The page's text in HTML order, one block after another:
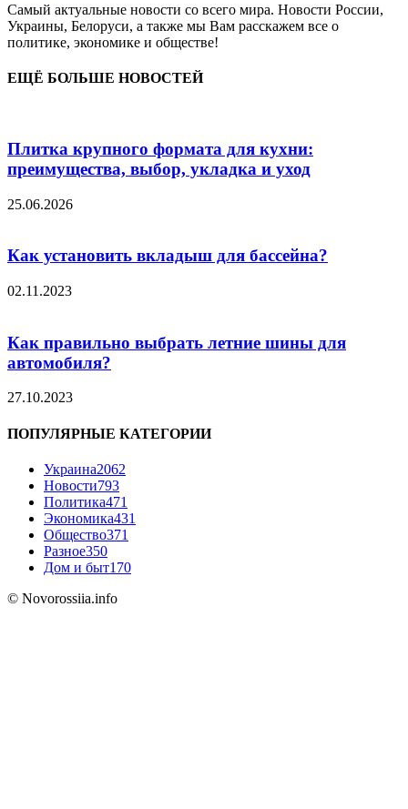
Самый актуальные новости со всего мира. Новости России,
Украины, Белоруси, а также мы Вам расскажем все о
политике, экономике и обществе!
ЕЩЁ БОЛЬШЕ НОВОСТЕЙ
Плитка крупного формата для кухни:
преимущества, выбор, укладка и уход
25.06.2026
Как установить вкладыш для бассейна?
02.11.2023
Как правильно выбрать летние шины для
автомобиля?
27.10.2023
ПОПУЛЯРНЫЕ КАТЕГОРИИ
Украина2062
Новости793
Политика471
Экономика431
Общество371
Разное350
Дом и быт170
© Novorossiia.info